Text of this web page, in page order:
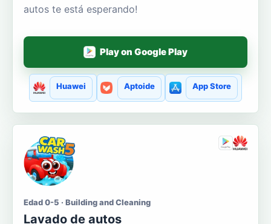
autos te está esperando!
Play on Google Play
Huawei Aptoide App Store
Edad 0-5 · Building and Cleaning
Lavado de autos